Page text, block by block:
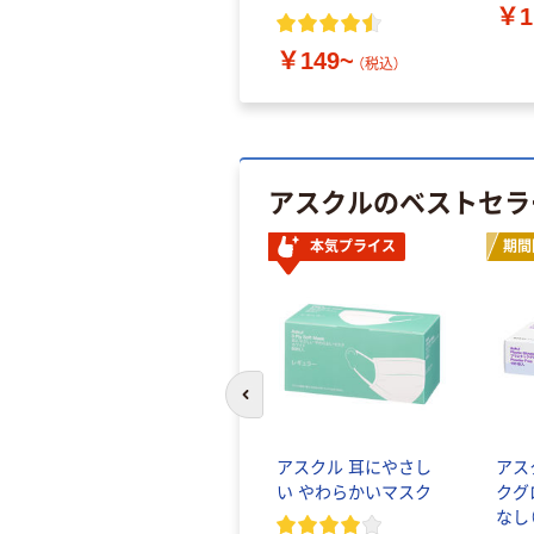
￥149~ （税込）
￥
アスクルのベストセ
本気プライス
アスクル 耳にやさし
い やわらかいマスク
期
ア
ク
なし